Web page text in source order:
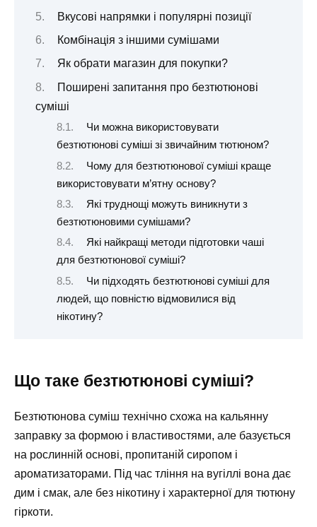
Вкусові напрямки і популярні позиції
Комбінація з іншими сумішами
Як обрати магазин для покупки?
Поширені запитання про безтютюнові
суміші
Чи можна використовувати
безтютюнові суміші зі звичайним тютюном?
Чому для безтютюнової суміші краще
використовувати м’ятну основу?
Які труднощі можуть виникнути з
безтютюновими сумішами?
Які найкращі методи підготовки чаші
для безтютюнової суміші?
Чи підходять безтютюнові суміші для
людей, що повністю відмовилися від
нікотину?
Що таке безтютюнові суміші?
Безтютюнова суміш технічно схожа на кальянну
заправку за формою і властивостями, але базується
на рослинній основі, пропитаній сиропом і
ароматизаторами. Під час тління на вугіллі вона дає
дим і смак, але без нікотину і характерної для тютюну
гіркоти.